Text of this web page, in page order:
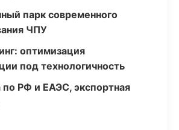
парк современного
ЧПУ
оптимизация
под технологичность
по РФ и ЕАЭС, экспортная